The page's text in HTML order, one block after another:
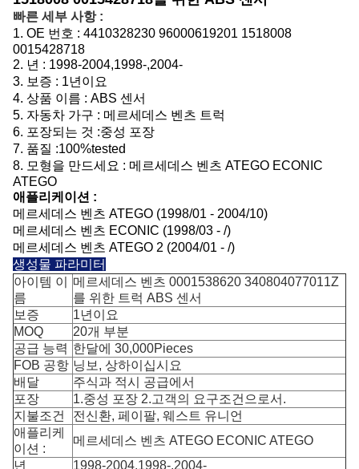
빠른 세부 사항 :
1. OE 번호 : 4410328230 96000619201 1518008
0015428718
2. 년 : 1998-2004,1998-,2004-
3. 보증 : 1년이요
4. 상품 이름 : ABS 센서
5. 자동차 가구 : 메르세데스 벤츠 트럭
6. 포장되는 것 :중성 포장
7. 품질 :100%tested
8. 모형을 만드세요 : 메르세데스 벤츠 ATEGO ECONIC
ATEGO
애플리케이션 :
메르세데스 벤츠 ATEGO (1998/01 - 2004/10)
메르세데스 벤츠 ECONIC (1998/03 - /)
메르세데스 벤츠 ATEGO 2 (2004/01 - /)
생성물 파라미터
아이템 이
름
메르세데스 벤츠 0001538620 340804077011Z
를 위한 트럭 ABS 센서
보증
1년이요
MOQ
20개 부분
공급 능력 한달에 30,000Pieces
FOB 공항 닝보, 상하이십시요
배달
주식과 적시 공급에서
포장
1.중성 포장 2.고객의 요구조건으로서.
지불조건
전신환, 페이팔, 웨스트 유니언
애플리케
이션 :
메르세데스 벤츠 ATEGO ECONIC ATEGO
년
1998-2004,1998-,2004-